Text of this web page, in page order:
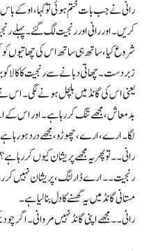
رانی نے جب بات ختم ہوئی تو کہا، اوکے
کریں۔ اور رانی اور رنجیت لگ گئے۔ پہلے
شروع کیا، ساتھ ہی ساتھ اس کی چھاتیوں کو
زبردست۔ چھاتی دبانے سے رنجیت کا کالا
یعنی اس کی گانڈ میں ہلچل ہونے لگی۔ اس
بدمعاش، مجھے تنگ کر رہا ہے۔ اور اس کے
لگا۔ ارے، ارے، چھوڑو، مجھے درد ہو رہا
رانی۔۔ تو پھر یہ مجھے پریشان کیوں کر رہا ہے؟
رنجیت۔۔ ارے ڈارلنگ، پریشان نہیں کر رہا،
مستانی گانڈ میں یہ گھسنے کا دل بنا لیا ہے۔
رانی۔۔ مجھے اپنی گانڈ نہیں مروانی ۔ اگر